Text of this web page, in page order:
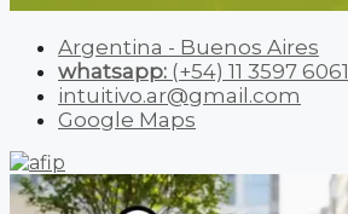
Argentina - Buenos Aires
whatsapp: (+54) 11 3597 6061
intuitivo.ar@gmail.com
Google Maps